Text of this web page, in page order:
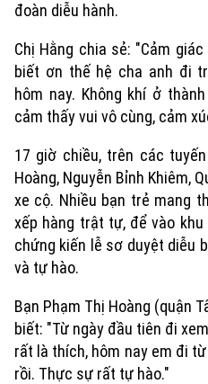
đoàn diễu hành.
Chị Hằng chia sẻ: "Cảm
biết ơn thế hệ cha anh đi
hôm nay. Không khí ở
cảm thấy vui vô cùng, cảm
17 giờ chiều, trên các
Hoàng, Nguyễn Bỉnh Khiêm,
xe cộ. Nhiều bạn trẻ mang
xếp hàng trật tự, để vào
chứng kiến lễ sơ duyệt diễu
và tự hào.
Bạn Phạm Thị Hoàng (quận
biết: "Từ ngày đầu tiên đi
rất là thích, hôm nay em đi
rồi. Thực sự rất tự hào."